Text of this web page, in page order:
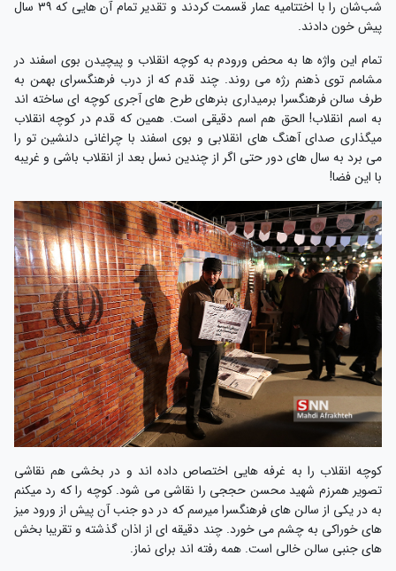
شب‌شان را با اختتامیه عمار قسمت کردند و تقدیر تمام آن هایی که ۳۹ سال
پیش خون دادند.
تمام این واژه ها به محض ورودم به کوچه انقلاب و پیچیدن بوی اسفند در
مشامم توی ذهنم رژه می روند. چند قدم که از درب فرهنگسرای بهمن به
طرف سالن فرهنگسرا برمیداری بنرهای طرح های آجری کوچه ای ساخته اند
به اسم انقلاب! الحق هم اسم دقیقی است. همین که قدم در کوچه انقلاب
میگذاری صدای آهنگ های انقلابی و بوی اسفند با چراغانی دلنشین تو را
می برد به سال های دور حتی اگر از چندین نسل بعد از انقلاب باشی و غریبه
با این فضا!
کوچه انقلاب را به غرفه هایی اختصاص داده اند و در بخشی هم نقاشی
تصویر همرزم شهید محسن حججی را نقاشی می شود. کوچه را که رد میکنم
به در یکی از سالن های فرهنگسرا میرسم که در دو جنب آن پیش از ورود میز
های خوراکی به چشم می خورد. چند دقیقه ای از اذان گذشته و تقریبا بخش
های جنبی سالن خالی است. همه رفته اند برای نماز.